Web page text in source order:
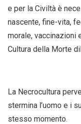
e per la Civiltà è
nascente, fine-vita,
morale, vaccinazioni
Cultura della Morte
La Necrocultura
stermina l’uomo e i
stesso momento.